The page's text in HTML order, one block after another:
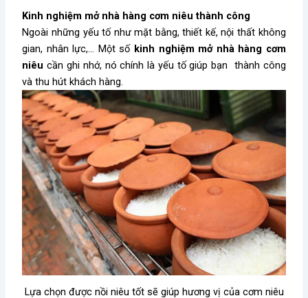
Kinh nghiệm mở nhà hàng cơm niêu thành công
Ngoài những yếu tố như mặt bằng, thiết kế, nội thất không
gian, nhân lực,… Một số kinh nghiệm mở nhà hàng cơm
niêu cần ghi nhớ, nó chính là yếu tố giúp bạn thành công
và thu hút khách hàng.
Lựa chọn được nồi niêu tốt sẽ giúp hương vị của cơm niêu